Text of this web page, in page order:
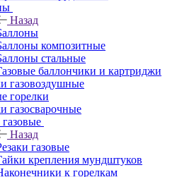
Назад
композитные
стальные
баллончики и картриджи
газовоздушные
горелки
газосварочные
газовые
Назад
газовые
крепления мундштуков
к горелкам